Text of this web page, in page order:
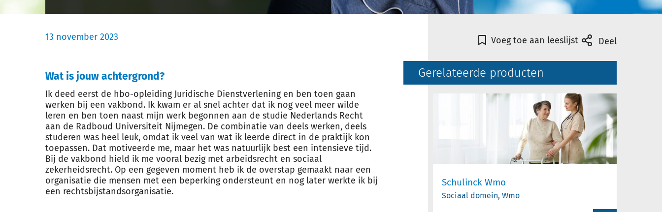
13 november 2023
Wat is jouw achtergrond?
Ik deed eerst de hbo-opleiding Juridische Dienstverlening en ben toen gaan
werken bij een vakbond. Ik kwam er al snel achter dat ik nog veel meer wilde
leren en ben toen naast mijn werk begonnen aan de studie Nederlands Recht
aan de Radboud Universiteit Nijmegen. De combinatie van deels werken, deels
studeren was heel leuk, omdat ik veel van wat ik leerde direct in de praktijk kon
toepassen. Dat motiveerde me, maar het was natuurlijk best een intensieve tijd.
Bij de vakbond hield ik me vooral bezig met arbeidsrecht en sociaal
zekerheidsrecht. Op een gegeven moment heb ik de overstap gemaakt naar een
organisatie die mensen met een beperking ondersteunt en nog later werkte ik bij
een rechtsbijstandsorganisatie.
Voeg toe aan leeslijst Deel
Gerelateerde producten
Schulinck Wmo
Sociaal domein, Wmo